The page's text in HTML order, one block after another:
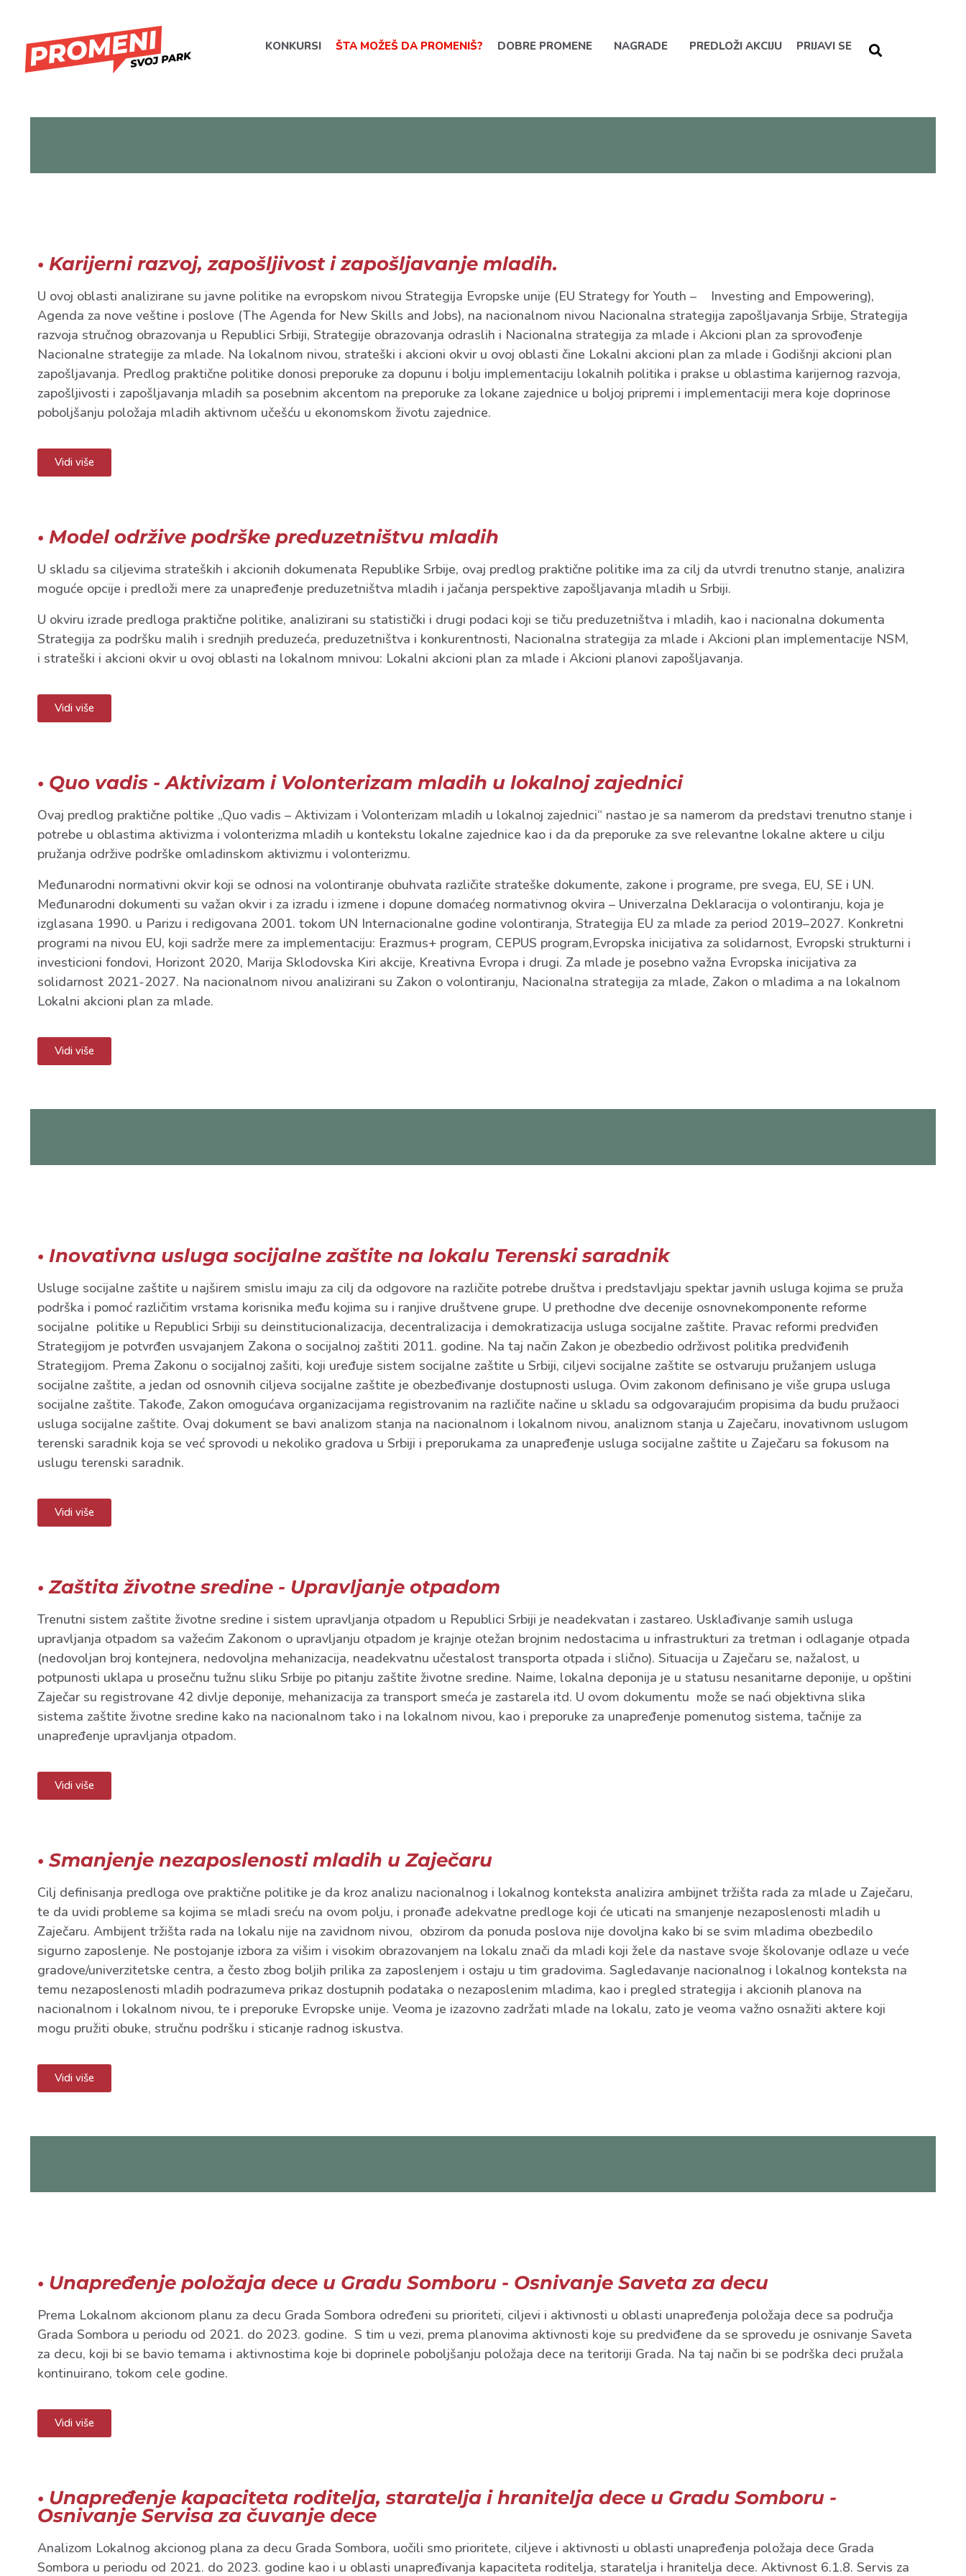
KONKURSI ŠTA MOŽEŠ DA PROMENIŠ? DOBRE PROMENE NAGRADE PREDLOŽI AKCIJU PRIJAVI SE
• Karijerni razvoj, zapošljivost i zapošljavanje mladih.
U ovoj oblasti analizirane su javne politike na evropskom nivou Strategija Evropske unije (EU Strategy for Youth – Investing and Empowering),
Agenda za nove veštine i poslove (The Agenda for New Skills and Jobs), na nacionalnom nivou Nacionalna strategija zapošljavanja Srbije, Strategija
razvoja stručnog obrazovanja u Republici Srbiji, Strategije obrazovanja odraslih i Nacionalna strategija za mlade i Akcioni plan za sprovođenje
Nacionalne strategije za mlade. Na lokalnom nivou, strateški i akcioni okvir u ovoj oblasti čine Lokalni akcioni plan za mlade i Godišnji akcioni plan
zapošljavanja. Predlog praktične politike donosi preporuke za dopunu i bolju implementaciju lokalnih politika i prakse u oblastima karijernog razvoja,
zapošljivosti i zapošljavanja mladih sa posebnim akcentom na preporuke za lokane zajednice u boljoj pripremi i implementaciji mera koje doprinose
poboljšanju položaja mladih aktivnom učešću u ekonomskom životu zajednice.
Vidi više
• Model održive podrške preduzetništvu mladih
U skladu sa ciljevima strateških i akcionih dokumenata Republike Srbije, ovaj predlog praktične politike ima za cilj da utvrdi trenutno stanje, analizira
moguće opcije i predloži mere za unapređenje preduzetništva mladih i jačanja perspektive zapošljavanja mladih u Srbiji.
U okviru izrade predloga praktične politike, analizirani su statistički i drugi podaci koji se tiču preduzetništva i mladih, kao i nacionalna dokumenta
Strategija za podršku malih i srednjih preduzeća, preduzetništva i konkurentnosti, Nacionalna strategija za mlade i Akcioni plan implementacije NSM,
i strateški i akcioni okvir u ovoj oblasti na lokalnom mnivou: Lokalni akcioni plan za mlade i Akcioni planovi zapošljavanja.
Vidi više
• Quo vadis - Aktivizam i Volonterizam mladih u lokalnoj zajednici
Ovaj predlog praktične poltike „Quo vadis – Aktivizam i Volonterizam mladih u lokalnoj zajednici“ nastao je sa namerom da predstavi trenutno stanje i
potrebe u oblastima aktivizma i volonterizma mladih u kontekstu lokalne zajednice kao i da da preporuke za sve relevantne lokalne aktere u cilju
pružanja održive podrške omladinskom aktivizmu i volonterizmu.
Međunarodni normativni okvir koji se odnosi na volontiranje obuhvata različite strateške dokumente, zakone i programe, pre svega, EU, SE i UN.
Međunarodni dokumenti su važan okvir i za izradu i izmene i dopune domaćeg normativnog okvira – Univerzalna Deklaracija o volontiranju, koja je
izglasana 1990. u Parizu i redigovana 2001. tokom UN Internacionalne godine volontiranja, Strategija EU za mlade za period 2019–2027. Konkretni
programi na nivou EU, koji sadrže mere za implementaciju: Erazmus+ program, CEPUS program,Evropska inicijativa za solidarnost, Evropski strukturni i
investicioni fondovi, Horizont 2020, Marija Sklodovska Kiri akcije, Kreativna Evropa i drugi. Za mlade je posebno važna Evropska inicijativa za
solidarnost 2021-2027. Na nacionalnom nivou analizirani su Zakon o volontiranju, Nacionalna strategija za mlade, Zakon o mladima a na lokalnom
Lokalni akcioni plan za mlade.
Vidi više
• Inovativna usluga socijalne zaštite na lokalu Terenski saradnik
Usluge socijalne zaštite u najširem smislu imaju za cilj da odgovore na različite potrebe društva i predstavljaju spektar javnih usluga kojima se pruža
podrška i pomoć različitim vrstama korisnika među kojima su i ranjive društvene grupe. U prethodne dve decenije osnovnekomponente reforme
socijalne politike u Republici Srbiji su deinstitucionalizacija, decentralizacija i demokratizacija usluga socijalne zaštite. Pravac reformi predviđen
Strategijom je potvrđen usvajanjem Zakona o socijalnoj zaštiti 2011. godine. Na taj način Zakon je obezbedio održivost politika predviđenih
Strategijom. Prema Zakonu o socijalnoj zašiti, koji uređuje sistem socijalne zaštite u Srbiji, ciljevi socijalne zaštite se ostvaruju pružanjem usluga
socijalne zaštite, a jedan od osnovnih ciljeva socijalne zaštite je obezbeđivanje dostupnosti usluga. Ovim zakonom definisano je više grupa usluga
socijalne zaštite. Takođe, Zakon omogućava organizacijama registrovanim na različite načine u skladu sa odgovarajućim propisima da budu pružaoci
usluga socijalne zaštite. Ovaj dokument se bavi analizom stanja na nacionalnom i lokalnom nivou, analiznom stanja u Zaječaru, inovativnom uslugom
terenski saradnik koja se već sprovodi u nekoliko gradova u Srbiji i preporukama za unapređenje usluga socijalne zaštite u Zaječaru sa fokusom na
uslugu terenski saradnik.
Vidi više
• Zaštita životne sredine - Upravljanje otpadom
Trenutni sistem zaštite životne sredine i sistem upravljanja otpadom u Republici Srbiji je neadekvatan i zastareo. Usklađivanje samih usluga
upravljanja otpadom sa važećim Zakonom o upravljanju otpadom je krajnje otežan brojnim nedostacima u infrastrukturi za tretman i odlaganje otpada
(nedovoljan broj kontejnera, nedovoljna mehanizacija, neadekvatnu učestalost transporta otpada i slično). Situacija u Zaječaru se, nažalost, u
potpunosti uklapa u prosečnu tužnu sliku Srbije po pitanju zaštite životne sredine. Naime, lokalna deponija je u statusu nesanitarne deponije, u opštini
Zaječar su registrovane 42 divlje deponije, mehanizacija za transport smeća je zastarela itd. U ovom dokumentu može se naći objektivna slika
sistema zaštite životne sredine kako na nacionalnom tako i na lokalnom nivou, kao i preporuke za unapređenje pomenutog sistema, tačnije za
unapređenje upravljanja otpadom.
Vidi više
• Smanjenje nezaposlenosti mladih u Zaječaru
Cilj definisanja predloga ove praktične politike je da kroz analizu nacionalnog i lokalnog konteksta analizira ambijnet tržišta rada za mlade u Zaječaru,
te da uvidi probleme sa kojima se mladi sreću na ovom polju, i pronađe adekvatne predloge koji će uticati na smanjenje nezaposlenosti mladih u
Zaječaru. Ambijent tržišta rada na lokalu nije na zavidnom nivou, obzirom da ponuda poslova nije dovoljna kako bi se svim mladima obezbedilo
sigurno zaposlenje. Ne postojanje izbora za višim i visokim obrazovanjem na lokalu znači da mladi koji žele da nastave svoje školovanje odlaze u veće
gradove/univerzitetske centra, a često zbog boljih prilika za zaposlenjem i ostaju u tim gradovima. Sagledavanje nacionalnog i lokalnog konteksta na
temu nezaposlenosti mladih podrazumeva prikaz dostupnih podataka o nezaposlenim mladima, kao i pregled strategija i akcionih planova na
nacionalnom i lokalnom nivou, te i preporuke Evropske unije. Veoma je izazovno zadržati mlade na lokalu, zato je veoma važno osnažiti aktere koji
mogu pružiti obuke, stručnu podršku i sticanje radnog iskustva.
Vidi više
• Unapređenje položaja dece u Gradu Somboru - Osnivanje Saveta za decu
Prema Lokalnom akcionom planu za decu Grada Sombora određeni su prioriteti, ciljevi i aktivnosti u oblasti unapređenja položaja dece sa područja
Grada Sombora u periodu od 2021. do 2023. godine. S tim u vezi, prema planovima aktivnosti koje su predviđene da se sprovedu je osnivanje Saveta
za decu, koji bi se bavio temama i aktivnostima koje bi doprinele poboljšanju položaja dece na teritoriji Grada. Na taj način bi se podrška deci pružala
kontinuirano, tokom cele godine.
Vidi više
• Unapređenje kapaciteta roditelja, staratelja i hranitelja dece u Gradu Somboru -
Osnivanje Servisa za čuvanje dece
Analizom Lokalnog akcionog plana za decu Grada Sombora, uočili smo prioritete, ciljeve i aktivnosti u oblasti unapređenja položaja dece Grada
Sombora u periodu od 2021. do 2023. godine kao i u oblasti unapređivanja kapaciteta roditelja, staratelja i hranitelja dece. Aktivnost 6.1.8. Servis za